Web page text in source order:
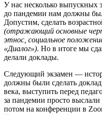
У нас несколько
до пандемии нам должны
Допустим, сделать
(отражающий основные
этнос, социальное
«Диалог»). Но в итоге мы
делали доклады.
Следующий экзамен —
должны были сделать
века, выступить перед
за пандемии просто
потом на конференции в